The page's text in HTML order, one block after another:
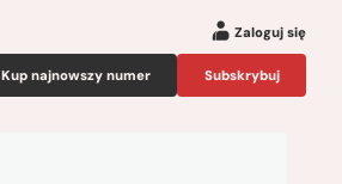
Zaloguj się
Kup najnowszy numer Subskrybuj